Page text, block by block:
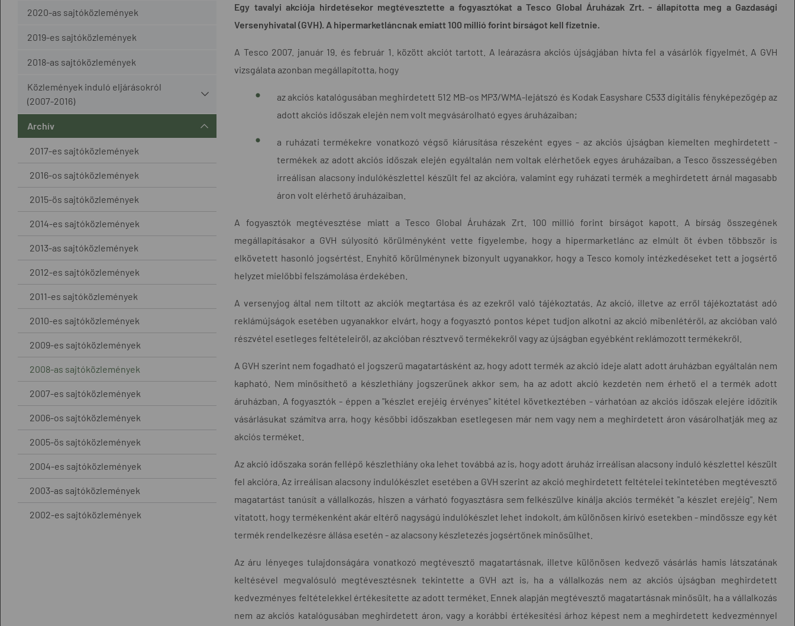
2020-as sajtóközlemények
2019-es sajtóközlemények
2018-as sajtóközlemények
Közlemények induló eljárásokról
(2007-2016)
Archív
2017-es sajtóközlemények
2016-os sajtóközlemények
2015-ös sajtóközlemények
2014-es sajtóközlemények
2013-as sajtóközlemények
2012-es sajtóközlemények
2011-es sajtóközlemények
2010-es sajtóközlemények
2009-es sajtóközlemények
2008-as sajtóközlemények
2007-es sajtóközlemények
2006-os sajtóközlemények
2005-ös sajtóközlemények
2004-es sajtóközlemények
2003-as sajtóközlemények
2002-es sajtóközlemények
Egy tavalyi akciója hirdetésekor megtévesztette a fogyasztókat a Tesco Global Áruházak Zrt. - állapította meg a Gazdasági
Versenyhivatal (GVH). A hipermarketláncnak emiatt 100 millió forint bírságot kell fizetnie.
A Tesco 2007. január 19. és február 1. között akciót tartott. A leárazásra akciós újságjában hívta fel a vásárlók figyelmét. A GVH
vizsgálata azonban megállapította, hogy
az akciós katalógusában meghirdetett 512 MB-os MP3/WMA-lejátszó és Kodak Easyshare C533 digitális fényképezőgép az
adott akciós időszak elején nem volt megvásárolható egyes áruházaiban;
a ruházati termékekre vonatkozó végső kiárusítása részeként egyes - az akciós újságban kiemelten meghirdetett -
termékek az adott akciós időszak elején egyáltalán nem voltak elérhetőek egyes áruházaiban, a Tesco összességében
irreálisan alacsony indulókészlettel készült fel az akcióra, valamint egy ruházati termék a meghirdetett árnál magasabb
áron volt elérhető áruházaiban.
A fogyasztók megtévesztése miatt a Tesco Global Áruházak Zrt. 100 millió forint bírságot kapott. A bírság összegének
megállapításakor a GVH súlyosító körülményként vette figyelembe, hogy a hipermarketlánc az elmúlt öt évben többször is
elkövetett hasonló jogsértést. Enyhítő körülménynek bizonyult ugyanakkor, hogy a Tesco komoly intézkedéseket tett a jogsértő
helyzet mielőbbi felszámolása érdekében.
A versenyjog által nem tiltott az akciók megtartása és az ezekről való tájékoztatás. Az akció, illetve az erről tájékoztatást adó
reklámújságok esetében ugyanakkor elvárt, hogy a fogyasztó pontos képet tudjon alkotni az akció mibenlétéről, az akcióban való
részvétel esetleges feltételeiről, az akcióban résztvevő termékekről vagy az újságban egyébként reklámozott termékekről.
A GVH szerint nem fogadható el jogszerű magatartásként az, hogy adott termék az akció ideje alatt adott áruházban egyáltalán nem
kapható. Nem minősíthető a készlethiány jogszerűnek akkor sem, ha az adott akció kezdetén nem érhető el a termék adott
áruházban. A fogyasztók - éppen a "készlet erejéig érvényes" kitétel következtében - várhatóan az akciós időszak elejére időzítik
vásárlásukat számítva arra, hogy későbbi időszakban esetlegesen már nem vagy nem a meghirdetett áron vásárolhatják meg az
akciós terméket.
Az akció időszaka során fellépő készlethiány oka lehet továbbá az is, hogy adott áruház irreálisan alacsony induló készlettel készült
fel akcióra. Az irreálisan alacsony indulókészlet esetében a GVH szerint az akció meghirdetett feltételei tekintetében megtévesztő
magatartást tanúsít a vállalkozás, hiszen a várható fogyasztásra sem felkészülve kínálja akciós termékét "a készlet erejéig". Nem
vitatott, hogy termékenként akár eltérő nagyságú indulókészlet lehet indokolt, ám különösen kirívó esetekben - mindössze egy két
termék rendelkezésre állása esetén - az alacsony készletezés jogsértőnek minősülhet.
Az áru lényeges tulajdonságára vonatkozó megtévesztő magatartásnak, illetve különösen kedvező vásárlás hamis látszatának
keltésével megvalósuló megtévesztésnek tekintette a GVH azt is, ha a vállalkozás nem az akciós újságban meghirdetett
kedvezményes feltételekkel értékesítette az adott terméket. Ennek alapján megtévesztő magatartásnak minősült, ha a vállalkozás
nem az akciós katalógusában meghirdetett áron, vagy a korábbi értékesítési árhoz képest nem a meghirdetett kedvezménnyel